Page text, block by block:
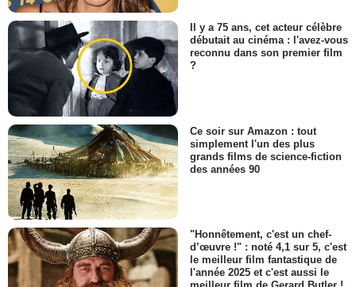
Il y a 75 ans, cet acteur célèbre
débutait au cinéma : l'avez-vous
reconnu dans son premier film
?
Ce soir sur Amazon : tout
simplement l'un des plus
grands films de science-fiction
des années 90
"Honnêtement, c'est un chef-
d’œuvre !" : noté 4,1 sur 5, c'est
le meilleur film fantastique de
l'année 2025 et c'est aussi le